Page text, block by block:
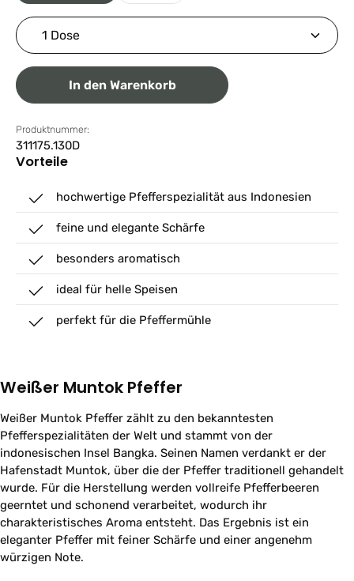
Produkt Anzahl: Gib den gewünschten Wert ein
In den Warenkorb
Produktnummer:
311175.130D
Vorteile
hochwertige Pfefferspezialität aus Indonesien
feine und elegante Schärfe
besonders aromatisch
ideal für helle Speisen
perfekt für die Pfeffermühle
Weißer Muntok Pfeffer
Weißer Muntok Pfeffer zählt zu den bekanntesten
Pfefferspezialitäten der Welt und stammt von der
indonesischen Insel Bangka. Seinen Namen verdankt er der
Hafenstadt Muntok, über die der Pfeffer traditionell gehandelt
wurde. Für die Herstellung werden vollreife Pfefferbeeren
geerntet und schonend verarbeitet, wodurch ihr
charakteristisches Aroma entsteht. Das Ergebnis ist ein
eleganter Pfeffer mit feiner Schärfe und einer angenehm
würzigen Note.